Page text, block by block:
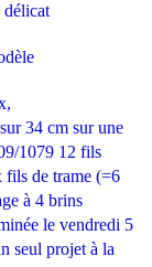
délicat
34 cm sur une
1079 12 fils
fils de trame (=6
à 4 brins
le vendredi 5
seul projet à la